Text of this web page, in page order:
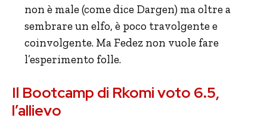
non è male (come dice Dargen) ma oltre a
sembrare un elfo, è poco travolgente e
coinvolgente. Ma Fedez non vuole fare
l’esperimento folle.
Il Bootcamp di Rkomi voto 6.5,
l’allievo